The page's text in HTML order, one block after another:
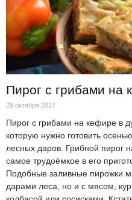
Пирог с грибами на
29 октября 2017
Пирог с грибами на кефире в
которую нужно готовить
лесных даров. Грибной пирог
самое трудоёмкое в его
Подобные заливные пирожки
дарами леса, но и с мясом,